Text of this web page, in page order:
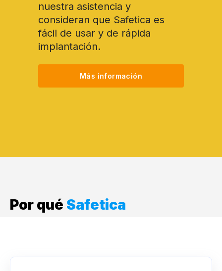
nuestra asistencia y
consideran que Safetica es
fácil de usar y de rápida
implantación.
Más información
Por qué Safetica